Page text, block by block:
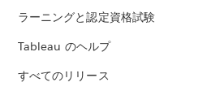
ラーニングと認定資格試験
Tableau のヘルプ
すべてのリリース